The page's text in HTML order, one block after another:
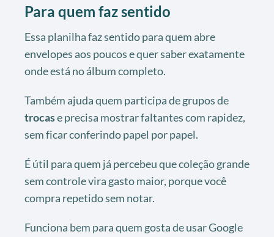
Para quem faz sentido
Essa planilha faz sentido para quem abre
envelopes aos poucos e quer saber exatamente
onde está no álbum completo.
Também ajuda quem participa de grupos de
trocase precisa mostrar faltantes com rapidez,
sem ficar conferindo papel por papel.
É útil para quem já percebeu que coleção grande
sem controle vira gasto maior, porque você
compra repetido sem notar.
Funciona bem para quem gosta de usar Google